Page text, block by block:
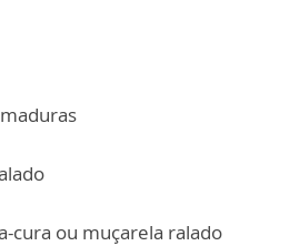
cura ou muçarela ralado